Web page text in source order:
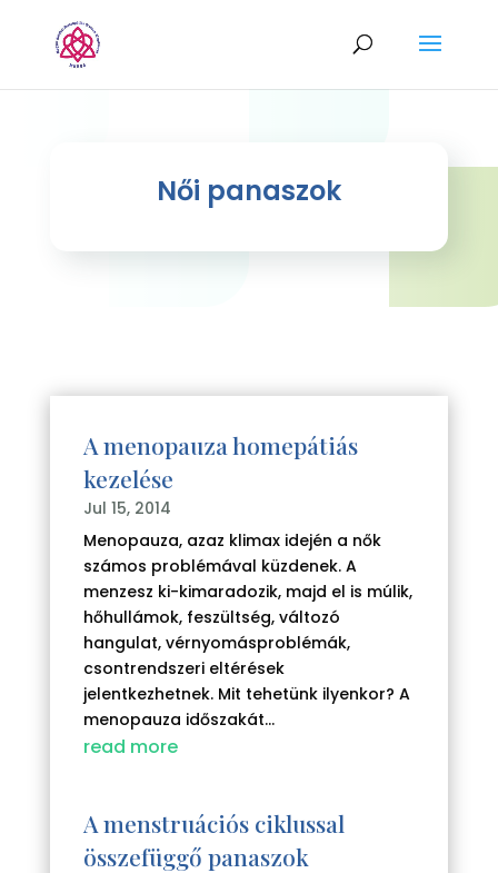
Női panaszok
A menopauza homepátiás
kezelése
Jul 15, 2014
Menopauza, azaz klimax idején a nők
számos problémával küzdenek. A
menzesz ki-kimaradozik, majd el is múlik,
hőhullámok, feszültség, változó
hangulat, vérnyomásproblémák,
csontrendszeri eltérések
jelentkezhetnek. Mit tehetünk ilyenkor? A
menopauza időszakát...
read more
A menstruációs ciklussal
összefüggő panaszok